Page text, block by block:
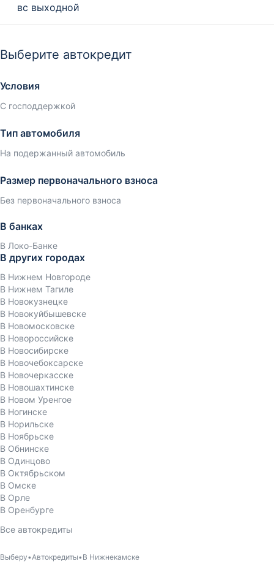
вс выходной
Выберите автокредит
Условия
С господдержкой
Тип автомобиля
На подержанный автомобиль
Размер первоначального взноса
Без первоначального взноса
В банках
В Локо-Банке
В других городах
В Нижнем Новгороде
В Нижнем Тагиле
В Новокузнецке
В Новокуйбышевске
В Новомосковске
В Новороссийске
В Новосибирске
В Новочебоксарске
В Новочеркасске
В Новошахтинске
В Новом Уренгое
В Ногинске
В Норильске
В Ноябрьске
В Обнинске
В Одинцово
В Октябрьском
В Омске
В Орле
В Оренбурге
Все автокредиты
Выберу Автокредиты В Нижнекамске